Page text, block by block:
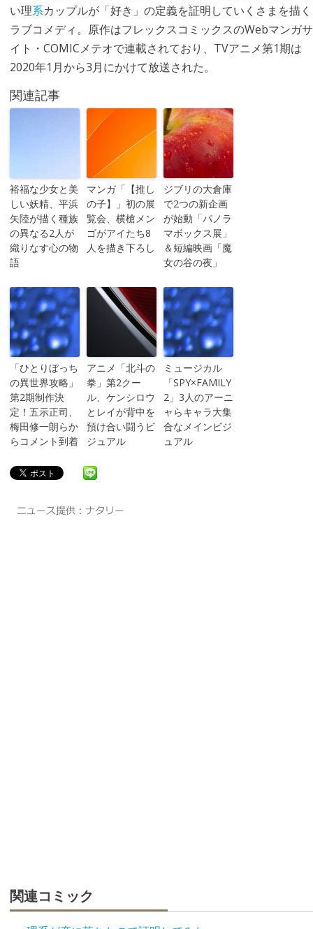
い理系カップルが「好き」の定義を証明していくさまを描く
ラブコメディ。原作はフレックスコミックスのWebマンガサ
イト・COMICメテオで連載されており、TVアニメ第1期は
2020年1月から3月にかけて放送された。
関連記事
裕福な少女と美
しい妖精、平浜
矢陸が描く種族
の異なる2人が
織りなす心の物
語
マンガ「【推し
の子】」初の展
覧会、横槍メン
ゴがアイたち8
人を描き下ろし
ジブリの大倉庫
で2つの新企画
が始動「パノラ
マボックス展」
＆短編映画「魔
女の谷の夜」
「ひとりぼっち
の異世界攻略」
第2期制作決
定！五示正司、
梅田修一朗らか
らコメント到着
アニメ「北斗の
拳」第2クー
ル、ケンシロウ
とレイが背中を
預け合い闘うビ
ジュアル
ミュージカル
「SPY×FAMILY
2」3人のアーニ
ャらキャラ大集
合なメインビジ
ュアル
関連コミック